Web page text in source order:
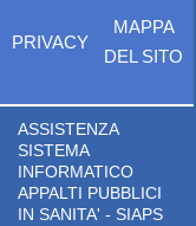
PRIVACY
MAPPA
DEL SITO
ASSISTENZA
SISTEMA
INFORMATICO
APPALTI PUBBLICI
IN SANITA' - SIAPS